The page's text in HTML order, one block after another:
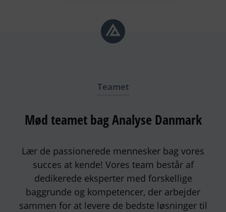
Teamet
Mød teamet bag Analyse Danmark
Lær de passionerede mennesker bag vores
succes at kende! Vores team består af
dedikerede eksperter med forskellige
baggrunde og kompetencer, der arbejder
sammen for at levere de bedste løsninger til